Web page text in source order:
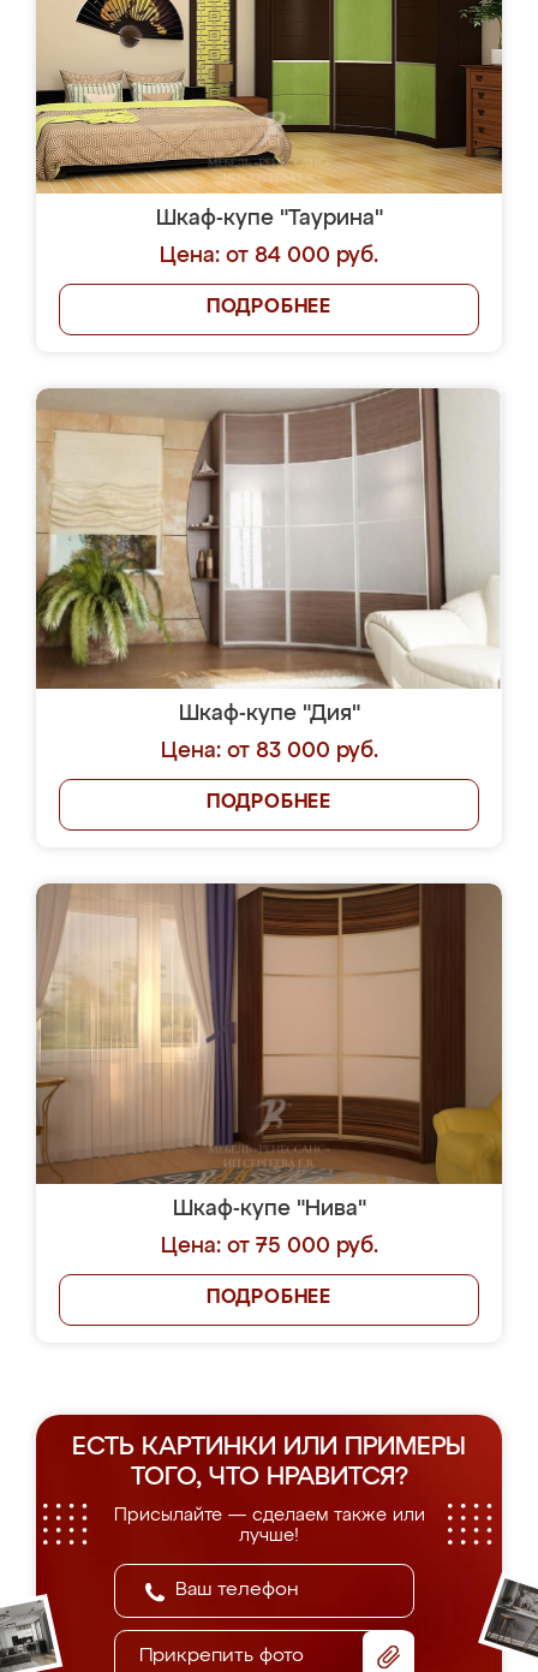
Шкаф-купе "Таурина"
Цена: от 84 000 руб.
ПОДРОБНЕЕ
Шкаф-купе "Дия"
Цена: от 83 000 руб.
ПОДРОБНЕЕ
Шкаф-купе "Нива"
Цена: от 75 000 руб.
ПОДРОБНЕЕ
ЕСТЬ КАРТИНКИ ИЛИ ПРИМЕРЫ
ТОГО, ЧТО НРАВИТСЯ?
Присылайте — сделаем также или
лучше!
Прикрепить фото